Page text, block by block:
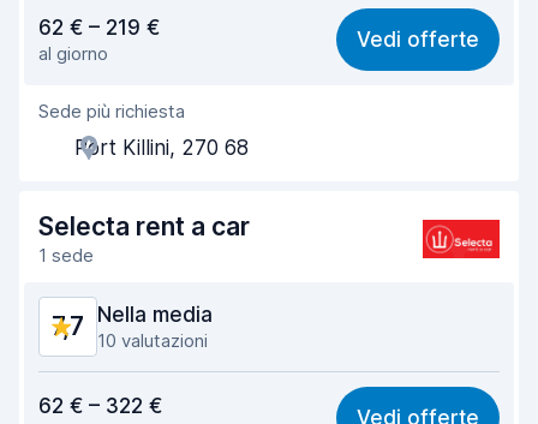
8,3
Facile da trovare 8,2
Gentilezza degli agenti
Rapidità del ritiro
Rapidità della riconsegna 8,3
Condizioni dell'auto
62 € – 219 €
al giorno
Vedi offerte
Sede più richiesta
Port Killini, 270 68
Selecta rent a car
1 sede
7,7 Nella media
10 valutazioni
7,4
62 € – 322 € Vedi offerte